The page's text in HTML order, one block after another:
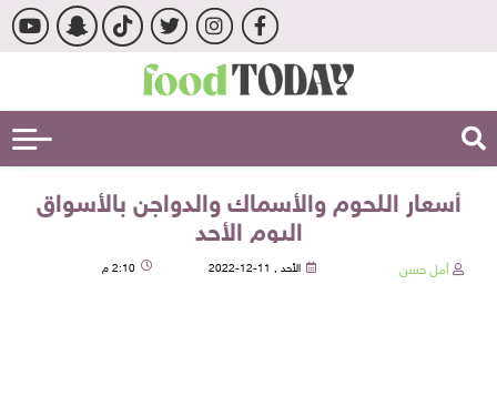
أسعار اللحوم والأسماك والدواجن بالأسواق
اليوم الأحد
أمل حسن الأحد , 11-12-2022 2:10 م